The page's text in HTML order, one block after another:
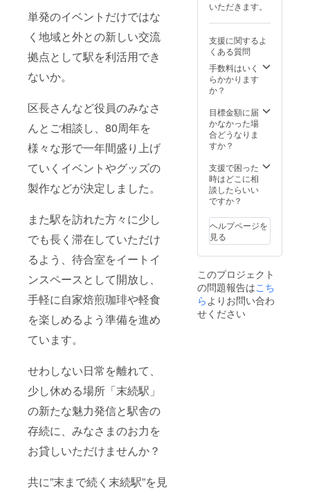
単発のイベントだけではな
く地域と外との新しい交流
拠点として駅を利活用でき
ないか。
区長さんなど役員のみなさ
んとご相談し、80周年を
様々な形で一年間盛り上げ
ていくイベントやグッズの
製作などが決定しました。
また駅を訪れた方々に少し
でも長く滞在していただけ
るよう、待合室をイートイ
ンスペースとして開放し、
手軽に自家焙煎珈琲や軽食
を楽しめるよう準備を進め
ています。
せわしない日常を離れて、
少し休める場所「末続駅」
の新たな魅力発信と駅舎の
存続に、みなさまのお力を
お貸しいただけませんか？
共に”末まで続く末続駅”を見
ら、上
部の穴
から豆
の煎り
具合を
確認し
て、お
好みの
ら持ち
手の穴
からざ
す。 粗
熱を
とって
からミ
いてお
いただ
けま
す。 焙
煎教室
はすえ
つぎ
CAFEに
末続駅
解散
（10：
00） →
久ノ浜
駅まで
徒歩60
加／離
脱可能
です。
いただきます。
支援に関するよ
くある質問
手数料はいく
らかかります
か？
目標金額に届
かなかった場
合どうなりま
すか？
支援で困った
時はどこに相
談したらいい
ですか？
ヘルプページを
見る
このプロジェクト
の問題報告はこち
ら よりお問い合わ
せください